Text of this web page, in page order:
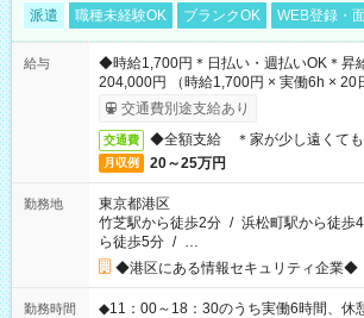
派遣 職種未経験OK ブランクOK WEB登録・
給与
◆時給1,700円＊日払い・週払いOK＊昇
204,000円 （時給1,700円 × 実働6h × 20
交通費別途支給あり
交通費 ◆全額支給 ＊家が少し遠くても
月収例 20～25万円
勤務地
東京都港区
竹芝駅から徒歩2分 / 浜松町駅から徒歩
ら徒歩5分 / …
◆港区にある情報セキュリティ企業◆
勤務時間
◆11：00～18：30のうち実働6時間、休